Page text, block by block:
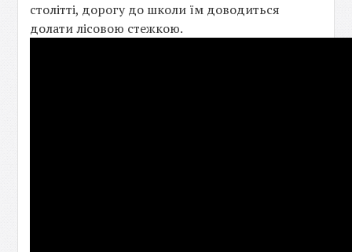
столітті, дорогу до школи їм доводиться
долати лісовою стежкою.